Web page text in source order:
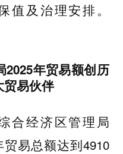
值及治理安排。
2025年贸易额创历
贸易伙伴
合经济区管理局
贸易总额达到4910